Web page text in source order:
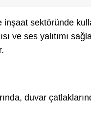
inşaat sektöründe
ve ses yalıtımı
duvar